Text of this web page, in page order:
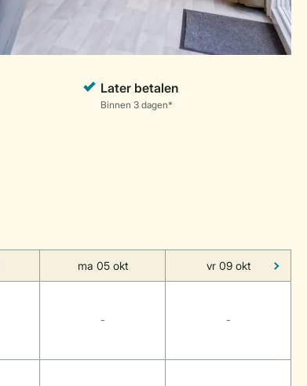
ma 05 okt vr 09 okt
- -